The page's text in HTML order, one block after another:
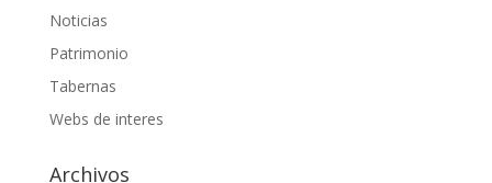
Noticias
Patrimonio
Tabernas
Webs de interes
Archivos